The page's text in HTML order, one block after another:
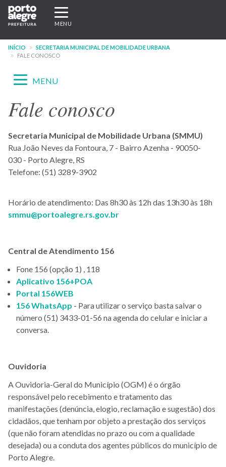
Pular
para
conteúdo
principal
Expandir/recolher
navegação
MENU
INÍCIO
SECRETARIA MUNICIPAL DE MOBILIDADE URBANA
FALE CONOSCO
Menu
site
SMMU
Expandir/recolher
MENU
Fale conosco
Secretaria Municipal de Mobilidade Urbana (SMMU)
Rua João Neves da Fontoura, 7 - Bairro Azenha - 90050-
030 - Porto Alegre, RS
Telefone: (51) 3289-3902
Horário de atendimento: Das 8h30 às 12h das 13h30 às 18h
smmu@portoalegre.rs.gov.br
Central de Atendimento 156
Fone 156 (opção 1) , 118
Aplicativo 156+POA
Portal 156WEB
156 WhatsApp - Para utilizar o serviço basta salvar o
número (51) 3433-01-56 na agenda do celular e iniciar a
conversa.
Ouvidoria
A Ouvidoria-Geral do Município (OGM) é o órgão
responsável pelo recebimento e tratamento das
manifestações (denúncia, elogio, reclamação e sugestão) dos
cidadãos, que tenham por objeto a prestação dos serviços
(que não foram atendidas no prazo ou com a qualidade
desejada) ou a conduta dos agentes públicos do município de
Porto Alegre.